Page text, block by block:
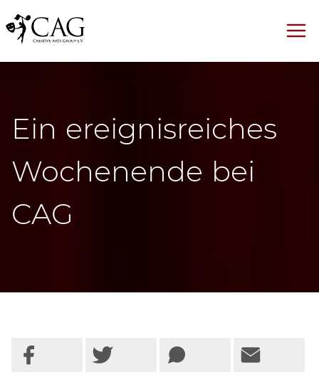
Ein ereignisreiches
Wochenende bei
CAG